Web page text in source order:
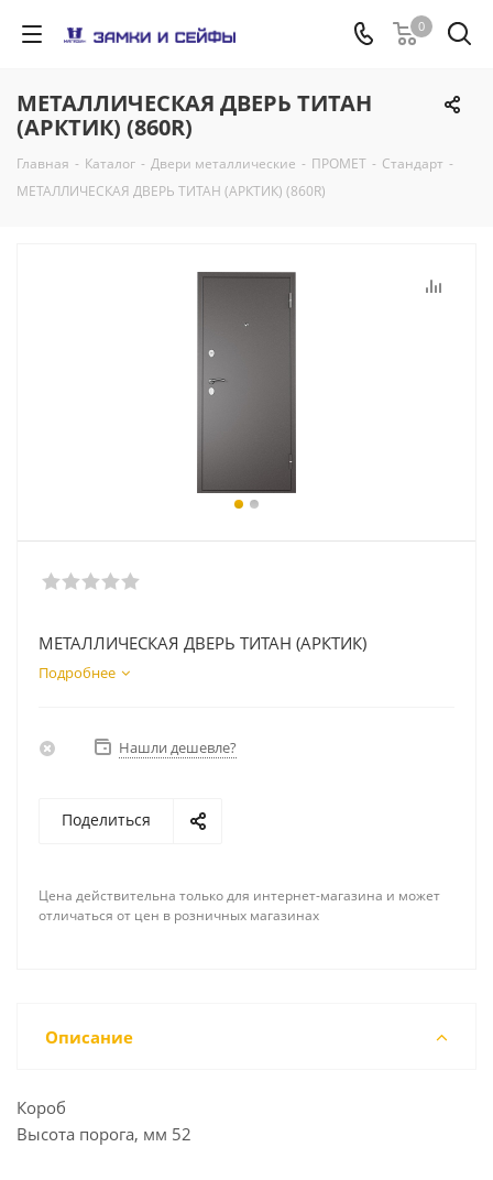
0
МЕТАЛЛИЧЕСКАЯ ДВЕРЬ ТИТАН
(АРКТИК) (860R)
Главная - Каталог - Двери металлические - ПРОМЕТ - Стандарт -
МЕТАЛЛИЧЕСКАЯ ДВЕРЬ ТИТАН (АРКТИК) (860R)
МЕТАЛЛИЧЕСКАЯ ДВЕРЬ ТИТАН (АРКТИК)
Подробнее
Нашли дешевле?
Поделиться
Цена действительна только для интернет-магазина и может
отличаться от цен в розничных магазинах
Описание
Короб
Высота порога, мм 52